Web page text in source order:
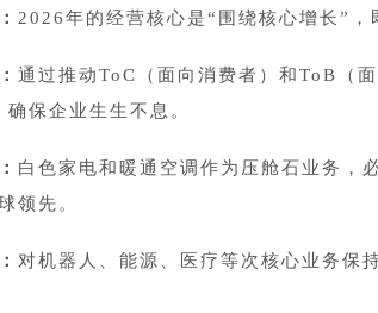
2026年的经营核心是“围绕核心增长”，
通过推动ToC
（面向消费者）和ToB（
确保企业生生不息。
白色家电和暖通空调作为压舱石业务，
领先。
对机器人、能源、医疗等次核心业务保